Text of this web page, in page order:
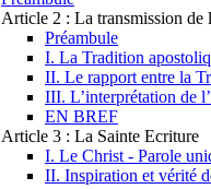
Article 2 : La transmission de
Préambule
I. La Tradition
II. Le rapport entre la
III. L’interprétation de
EN BREF
Article 3 : La Sainte Ecriture
I. Le Christ - Parole
II. Inspiration et vérité